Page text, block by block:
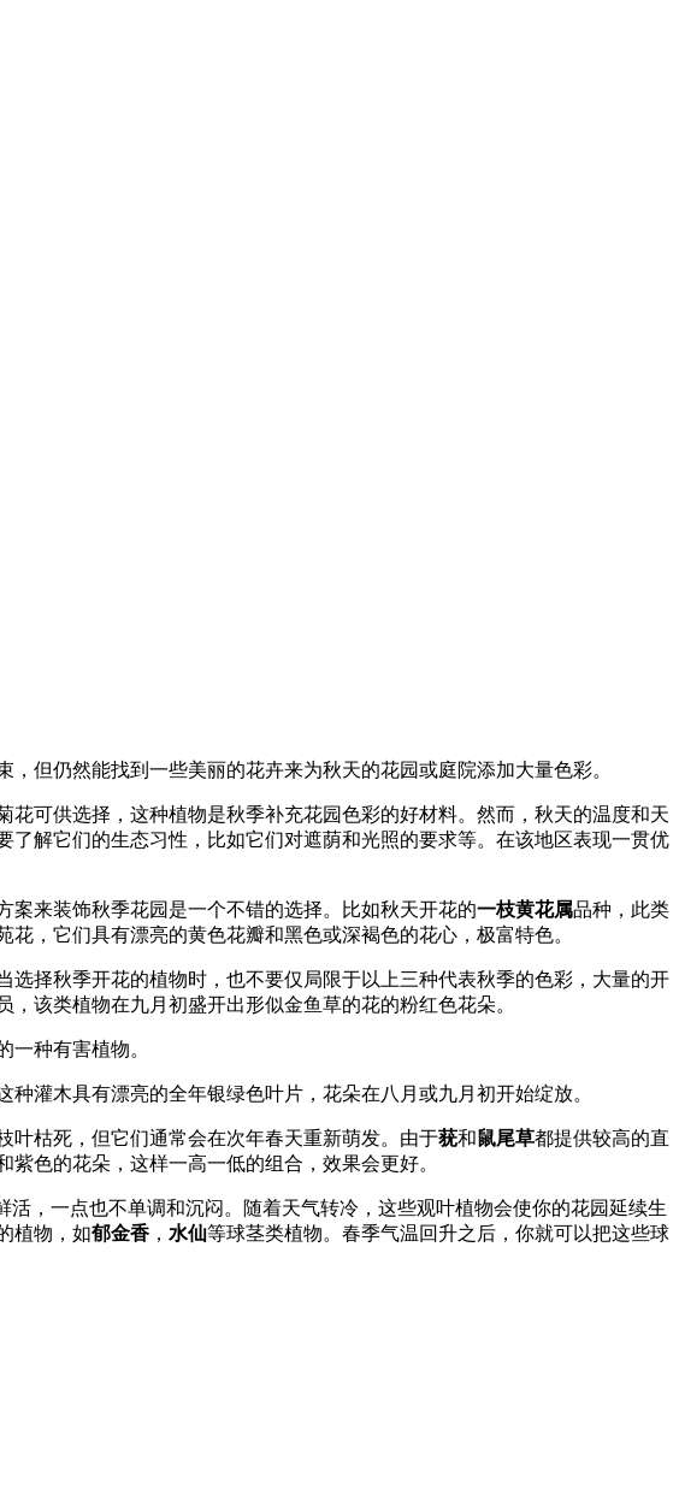
但仍然能找到一些美丽的花卉来为秋天的花园或庭院添加大量色彩。
花可供选择，这种植物是秋季补充花园色彩的好材料。然而，秋天的温度和天
解它们的生态习性，比如它们对遮荫和光照的要求等。在该地区表现一贯优
来装饰秋季花园是一个不错的选择。比如秋天开花的一枝黄花属品种，此类
花，它们具有漂亮的黄色花瓣和黑色或深褐色的花心，极富特色。
择秋季开花的植物时，也不要仅局限于以上三种代表秋季的色彩，大量的开
，该类植物在九月初盛开出形似金鱼草的花的粉红色花朵。
种有害植物。
种灌木具有漂亮的全年银绿色叶片，花朵在八月或九月初开始绽放。
叶枯死，但它们通常会在次年春天重新萌发。由于莸和鼠尾草都提供较高的直
色的花朵，这样一高一低的组合，效果会更好。
，一点也不单调和沉闷。随着天气转冷，这些观叶植物会使你的花园延续生
植物，如郁金香 ， 水仙等球茎类植物。春季气温回升之后，你就可以把这些球